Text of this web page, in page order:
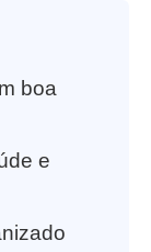
boa
e